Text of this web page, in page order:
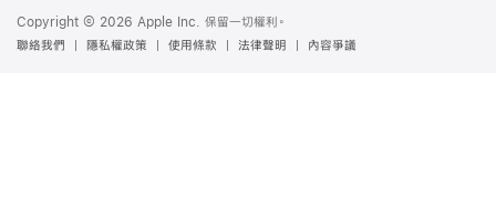
作
Copyright © 2026 Apple Inc. 保留一切權利。
聯絡我們
隱私權政策 使用條款 法律聲明 內容爭議